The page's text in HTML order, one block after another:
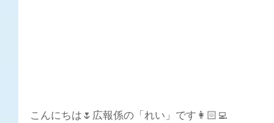
こんにちは🌷広報係の「れい」です👩🏻‍💻